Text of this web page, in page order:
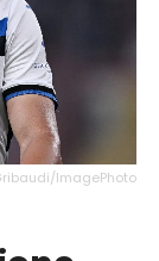
ImagePhoto